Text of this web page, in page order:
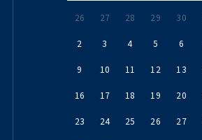
26 27 28 29 30
2 3 4 5 6
9 10 11 12 13
16 17 18 19 20
23 24 25 26 27